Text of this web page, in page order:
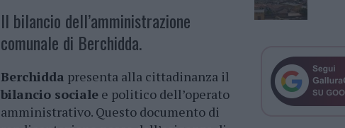
Il bilancio dell’amministrazione
comunale di Berchidda.
Berchidda presenta alla cittadinanza il
bilancio sociale e politico dell’operato
amministrativo. Questo documento di